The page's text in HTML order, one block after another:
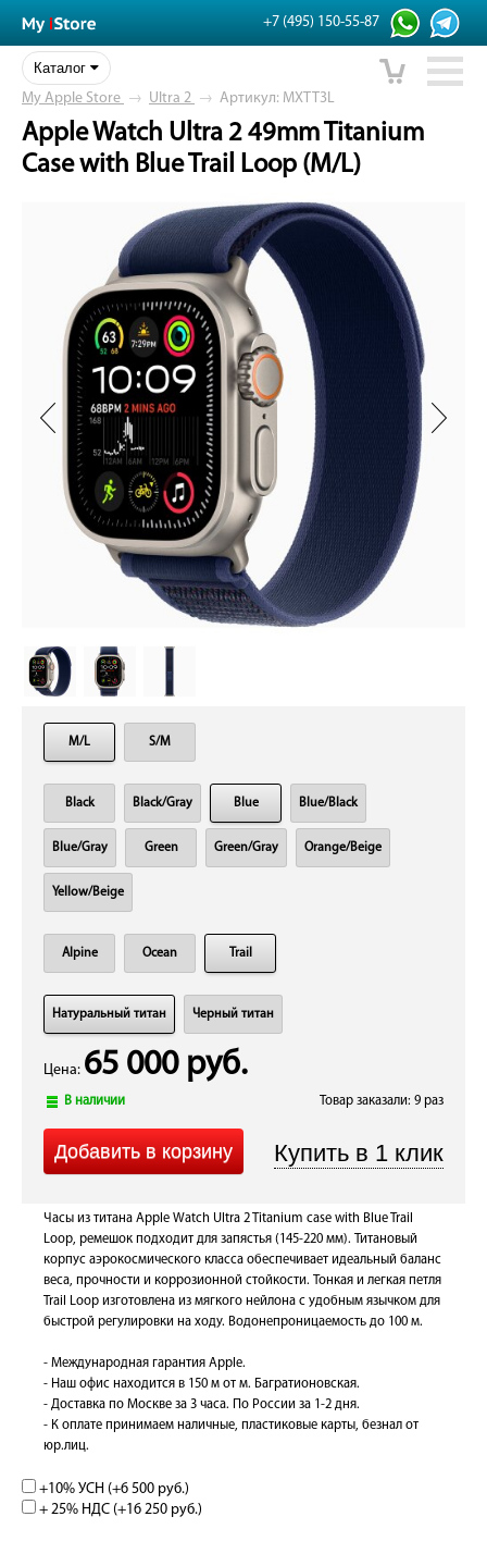
+7 (495) 150-55-87
Каталог
My Apple Store → Ultra 2 → Артикул: MXTT3L
Apple Watch Ultra 2 49mm Titanium
Case with Blue Trail Loop (M/L)
M/L S/M
Black Black/Gray Blue Blue/Black
Blue/Gray Green Green/Gray Orange/Beige
Yellow/Beige
Alpine Ocean Trail
Натуральный титан Черный титан
Цена: 65 000 руб.
В наличии Товар заказали: 9 раз
Часы из титана Apple Watch Ultra 2 Titanium case with Blue Trail
Loop, ремешок подходит для запястья (145-220 мм). Титановый
корпус аэрокосмического класса обеспечивает идеальный баланс
веса, прочности и коррозионной стойкости. Тонкая и легкая петля
Trail Loop изготовлена из мягкого нейлона с удобным язычком для
быстрой регулировки на ходу. Водонепроницаемость до 100 м.
- Международная гарантия Apple.
- Наш офис находится в 150 м от м. Багратионовская.
- Доставка по Москве за 3 часа. По России за 1-2 дня.
- К оплате принимаем наличные, пластиковые карты, безнал от
юр.лиц.
+10% УСН (+6 500 руб.)
+ 25% НДС (+16 250 руб.)